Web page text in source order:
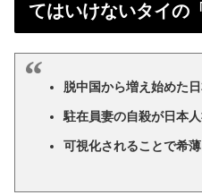
てはいけないタイの
脱中国から増え始めた
駐在員妻の自殺が日本
可視化されることで希